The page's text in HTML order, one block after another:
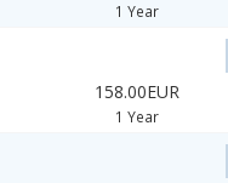
1 Year
158.00EUR
1 Year